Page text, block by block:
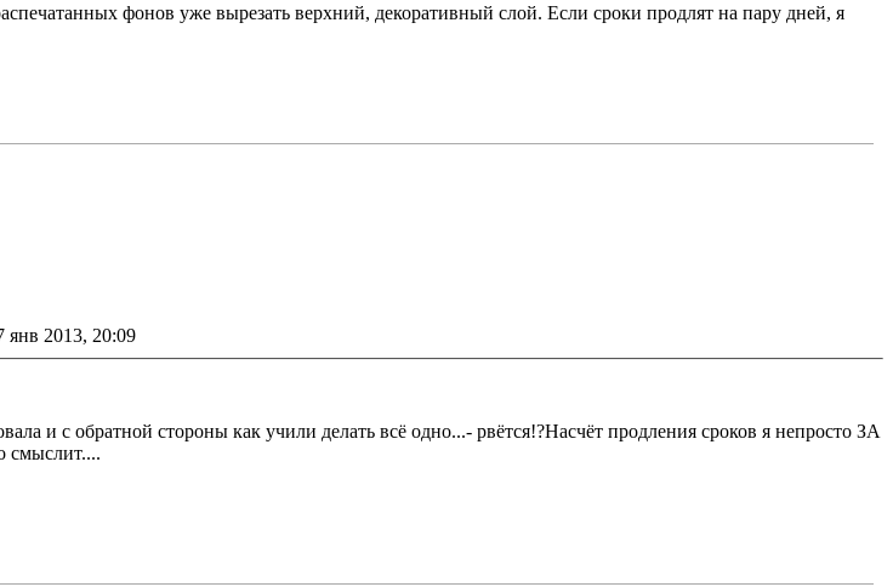
фонов уже вырезать верхний, декоративный слой. Если сроки продлят на пару дней, я
янв 2013, 20:09
и с обратной стороны как учили делать всё одно...- рвётся!?Насчёт продления сроков я непросто ЗА
смыслит....